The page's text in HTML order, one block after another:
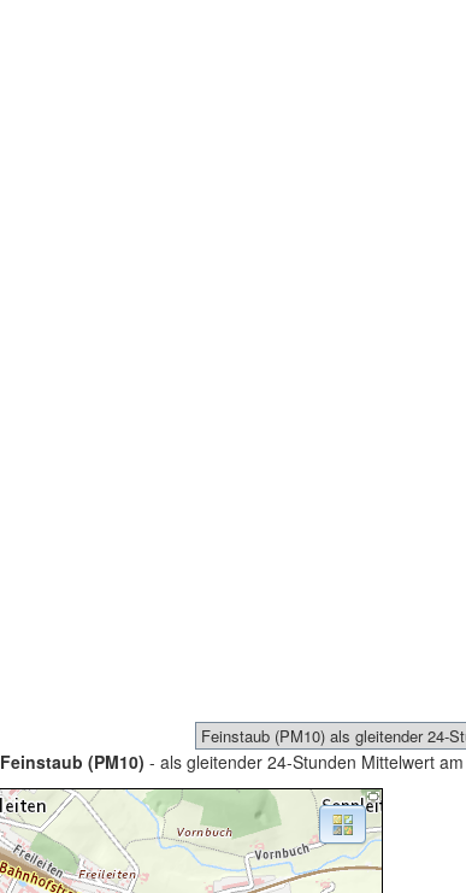
Feinstaub (PM10) - als gleitender 24-Stunden Mittelwert